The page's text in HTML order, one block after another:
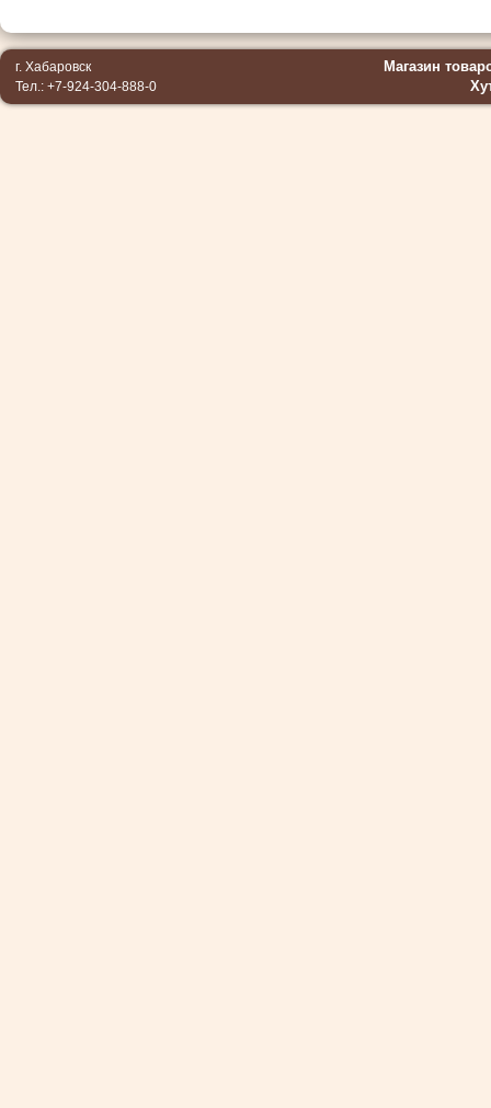
г. Хабаровск
Тел.: +7-924-304-888-0
Магазин